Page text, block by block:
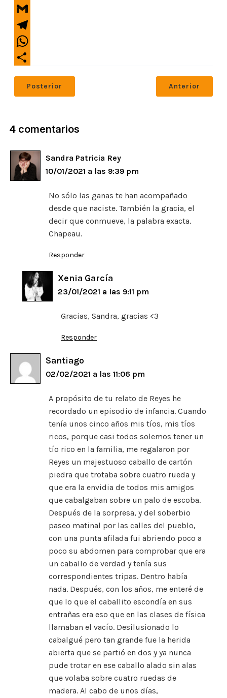
b
k
t
t
e
r
m
a
C
y
L
i
n
G
m
a
T
l
e
r
m
W
h
a
p
m
r
r
Posterior Anterior
4 comentarios
Sandra Patricia Rey
10/01/2021 a las 9:39 pm
No sólo las ganas te han acompañado
desde que naciste. También la gracia, el
decir que conmueve, la palabra exacta.
Chapeau.
Responder
Xenia García
23/01/2021 a las 9:11 pm
Gracias, Sandra, gracias <3
Responder
Santiago
02/02/2021 a las 11:06 pm
A propósito de tu relato de Reyes he
recordado un episodio de infancia. Cuando
tenía unos cinco años mis tíos, mis tíos
ricos, porque casi todos solemos tener un
tío rico en la familia, me regalaron por
Reyes un majestuoso caballo de cartón
piedra que trotaba sobre cuatro rueda y
que era la envidia de todos mis amigos
que cabalgaban sobre un palo de escoba.
Después de la sorpresa, y del soberbio
paseo matinal por las calles del pueblo,
con una punta afilada fui abriendo poco a
poco su abdomen para comprobar que era
un caballo de verdad y tenía sus
correspondientes tripas. Dentro había
nada. Después, con los años, me enteré de
que lo que el caballito escondía en sus
entrañas era eso que en las clases de física
llamaban el vacío. Desilusionado lo
cabalgué pero tan grande fue la herida
abierta que se partió en dos y ya nunca
pude trotar en ese caballo alado sin alas
que volaba sobre cuatro ruedas de
madera. Al cabo de unos días,